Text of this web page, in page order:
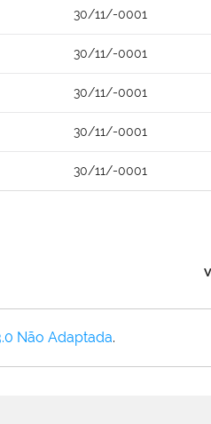
30/11/-0001
30/11/-0001
30/11/-0001
30/11/-0001
30/11/-0001
Não Adaptada.